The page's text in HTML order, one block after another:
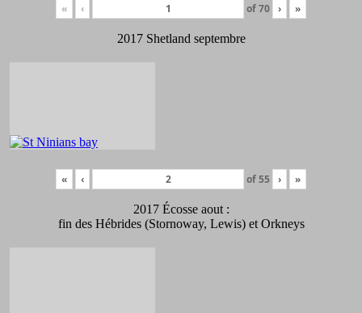
« ‹ of70 › »
2017 Shetland septembre
« ‹ of55 › »
2017 Écosse aout :
fin des Hébrides (Stornoway, Lewis) et Orkneys